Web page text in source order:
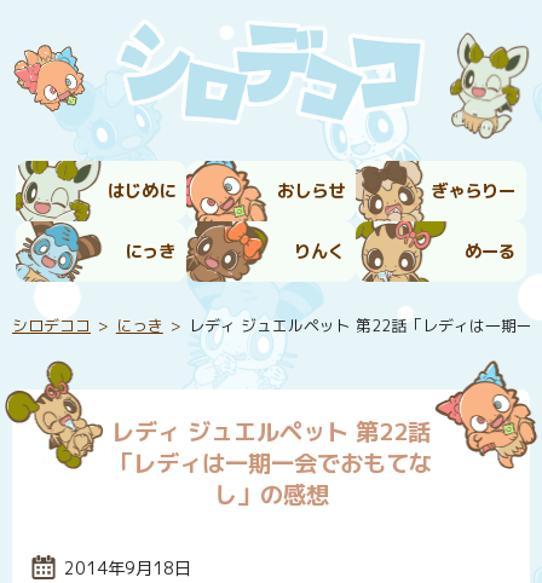
はじめに おしらせ ぎゃらりー
にっき りんく めーる
シロデココ にっき レディ ジュエルペット 第22話「レディは一期一
レディ ジュエルペット 第22話
「レディは一期一会でおもてな
し」の感想
投稿日:
2014年9月18日